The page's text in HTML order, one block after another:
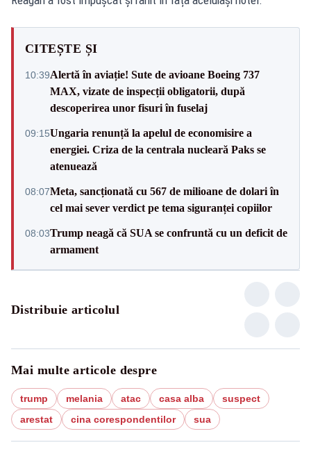
CITEȘTE ȘI
10:39Alertă în aviație! Sute de avioane Boeing 737
MAX, vizate de inspecții obligatorii, după
descoperirea unor fisuri în fuselaj
09:15Ungaria renunță la apelul de economisire a
energiei. Criza de la centrala nucleară Paks se
atenuează
08:07Meta, sancționată cu 567 de milioane de dolari în
cel mai sever verdict pe tema siguranței copiilor
08:03Trump neagă că SUA se confruntă cu un deficit de
armament
Distribuie articolul
Mai multe articole despre
trump melania atac casa alba
suspect
arestat
cina corespondentilor sua